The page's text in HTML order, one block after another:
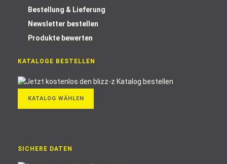
Bestellung & Lieferung
Newsletter bestellen
Produkte bewerten
KATALOGE BESTELLEN
KATALOG WÄHLEN
SICHERE DATEN